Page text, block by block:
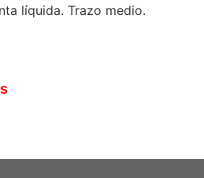
líquida. Trazo medio.